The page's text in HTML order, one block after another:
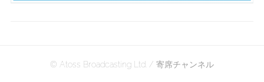
© Atoss Broadcasting Ltd. / 寄席チャンネル